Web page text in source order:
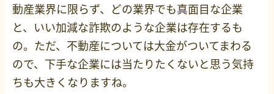
動産業界に限らず、どの業界でも真面目な企業
と、いい加減な詐欺のような企業は存在するも
の。ただ、不動産については大金がついてまわる
ので、下手な企業には当たりたくないと思う気持
ちも大きくなりますね。